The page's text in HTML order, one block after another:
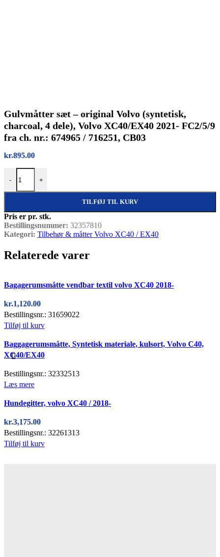
Gulvmåtter sæt – original Volvo (syntetisk,
charcoal, 4 dele), Volvo XC40/EX40 2021- FC2/5/9
fra ch. nr.: 674965 / 716251, CB03
kr.895.00
-
Gulvmåtter sæt – original Volvo (syntetisk, charcoal, 4 dele),
+
TILFØJ TIL KURV
Pris er pr. stk.
Bestillingsnummer: 32357810
Kategori: Tilbehør & måtter Volvo XC40 / EX40
Relaterede varer
Bagagerumsmåtte vendbar textil volvo XC40 2018-
kr.1,120.00
Bestillingsnr.: 31659022
Tilføj til kurv
Baggagerumsmåtte, Syntetisk materiale, kulsort, Volvo C40,
XC40/EX40
Bestillingsnr.: 32332513
Læs mere
Hundegitter, volvo XC40 / 2018-
kr.3,175.00
Bestillingsnr.: 32261313
Tilføj til kurv